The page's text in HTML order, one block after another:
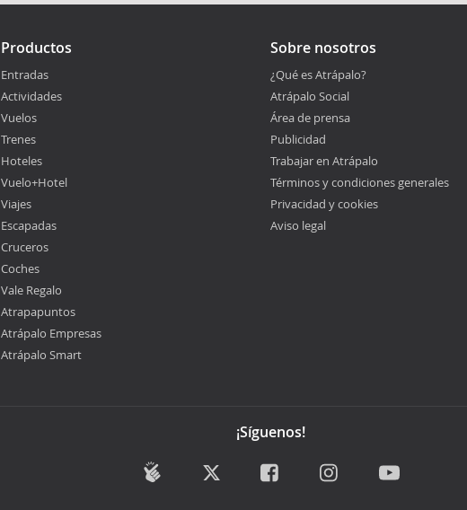
Productos
Entradas
Actividades
Vuelos
Trenes
Hoteles
Vuelo+Hotel
Viajes
Escapadas
Cruceros
Coches
Vale Regalo
Atrapapuntos
Atrápalo Empresas
Atrápalo Smart
Sobre nosotros
¿Qué es Atrápalo?
Atrápalo Social
Área de prensa
Publicidad
Trabajar en Atrápalo
Términos y condiciones generales
Privacidad y cookies
Aviso legal
¡Síguenos!